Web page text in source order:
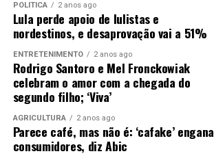
POLÍTICA 2 anos ago
Lula perde apoio de lulistas e
nordestinos, e desaprovação vai a 51%
ENTRETENIMENTO 2 anos ago
Rodrigo Santoro e Mel Fronckowiak
celebram o amor com a chegada do
segundo filho; ‘Viva’
AGRICULTURA 2 anos ago
Parece café, mas não é: ‘cafake’ engana
consumidores, diz Abic